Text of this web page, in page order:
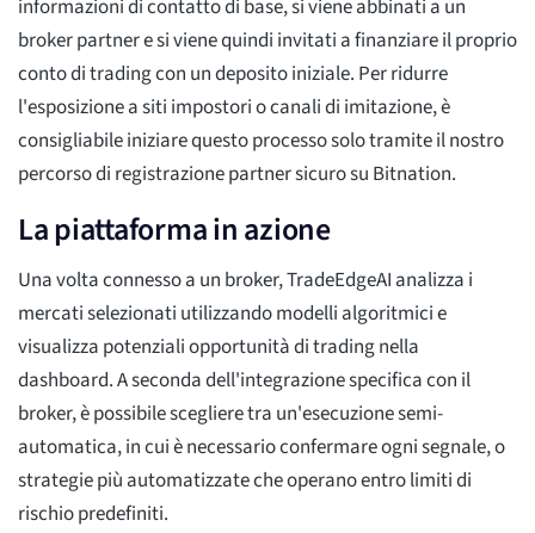
informazioni di contatto di base, si viene abbinati a un
broker partner e si viene quindi invitati a finanziare il proprio
conto di trading con un deposito iniziale. Per ridurre
l'esposizione a siti impostori o canali di imitazione, è
consigliabile iniziare questo processo solo tramite il nostro
percorso di registrazione partner sicuro su Bitnation.
La piattaforma in azione
Una volta connesso a un broker, TradeEdgeAI analizza i
mercati selezionati utilizzando modelli algoritmici e
visualizza potenziali opportunità di trading nella
dashboard. A seconda dell'integrazione specifica con il
broker, è possibile scegliere tra un'esecuzione semi-
automatica, in cui è necessario confermare ogni segnale, o
strategie più automatizzate che operano entro limiti di
rischio predefiniti.